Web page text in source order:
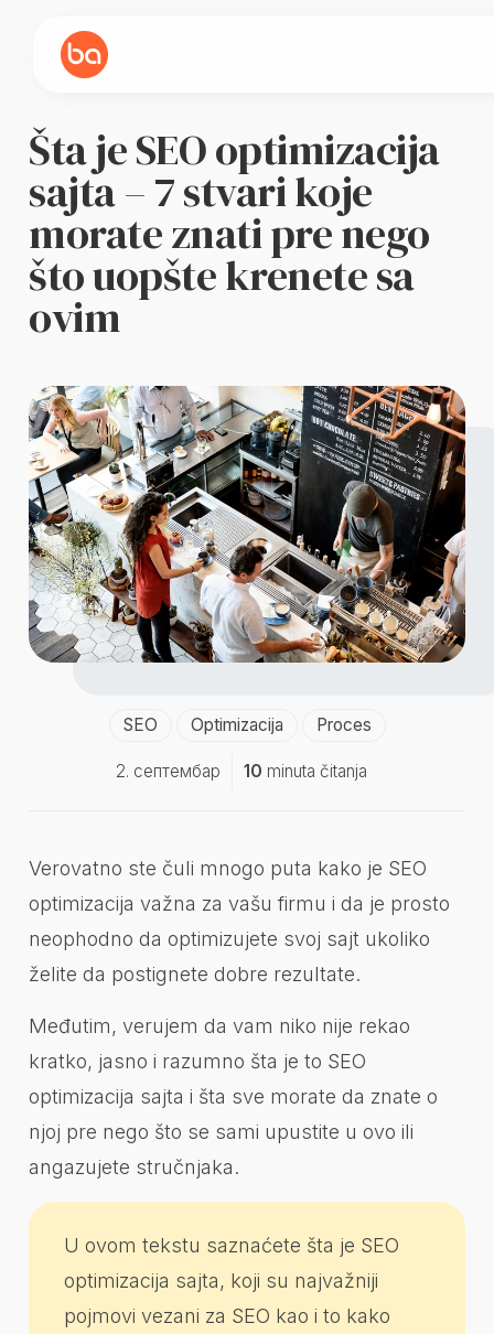
Šta je SEO optimizacija
sajta – 7 stvari koje
morate znati pre nego
što uopšte krenete sa
ovim
SEO Optimizacija Proces
2. септембар 10 minuta čitanja
Verovatno ste čuli mnogo puta kako je SEO
optimizacija važna za vašu firmu i da je prosto
neophodno da optimizujete svoj sajt ukoliko
želite da postignete dobre rezultate.
Međutim, verujem da vam niko nije rekao
kratko, jasno i razumno šta je to SEO
optimizacija sajta i šta sve morate da znate o
njoj pre nego što se sami upustite u ovo ili
angazujete stručnjaka.
U ovom tekstu saznaćete šta je SEO
optimizacija sajta, koji su najvažniji
pojmovi vezani za SEO kao i to kako